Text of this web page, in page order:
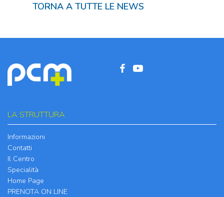
TORNA A TUTTE LE NEWS
LA STRUTTURA
Informazioni
Contatti
Il Centro
Specialità
Home Page
PRENOTA ON LINE